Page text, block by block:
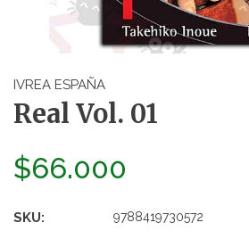
IVREA ESPAÑA
Real Vol. 01
$66.000
SKU: 9788419730572